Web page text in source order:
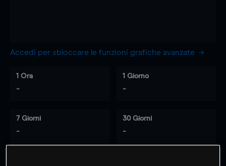
Accedi per sbloccare le funzioni grafiche avanzate
1 Ora
-
1 Giorno
-
7 Giorni
-
30 Giorni
-